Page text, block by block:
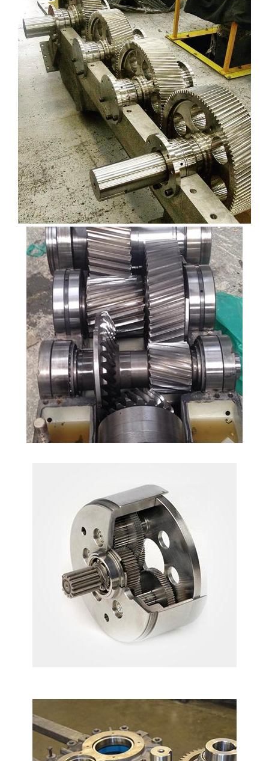
REDÜKTÖR TAMIRI
REDÜKTÖR TAMIRI
REDÜKTÖR TAMIRI